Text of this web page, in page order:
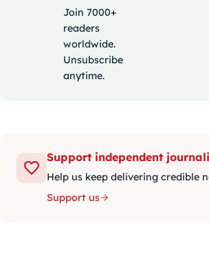
Join 7000+
readers
worldwide.
Unsubscribe
anytime.
Support independent
Help us keep delivering credible
Support us